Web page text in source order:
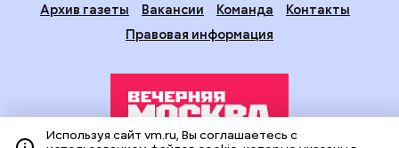
Архив газеты
Вакансии Команда
Контакты
Правовая информация
Используя сайт vm.ru, Вы соглашаетесь с